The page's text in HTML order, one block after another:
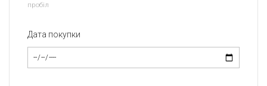
пробіл
Дата покупки